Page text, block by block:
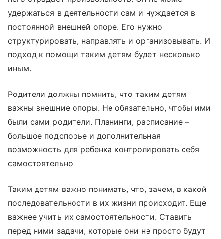
удержаться в деятельности сам и нуждается в
постоянной внешней опоре. Его нужно
структурировать, направлять и организовывать. И
подход к помощи таким детям будет несколько
иным.
Родители должны помнить, что таким детям
важны внешние опоры. Не обязательно, чтобы ими
были сами родители. Планинги, расписание –
большое подспорье и дополнительная
возможность для ребенка контролировать себя
самостоятельно.
Таким детям важно понимать, что, зачем, в какой
последовательности в их жизни происходит. Еще
важнее учить их самостоятельности. Ставить
перед ними задачи, которые они не просто будут